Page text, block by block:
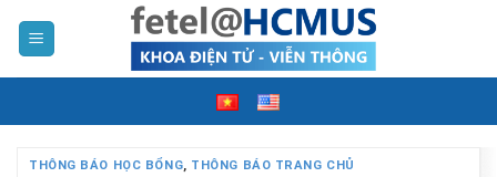
THÔNG BÁO HỌC BỔNG, THÔNG BÁO TRANG CHỦ